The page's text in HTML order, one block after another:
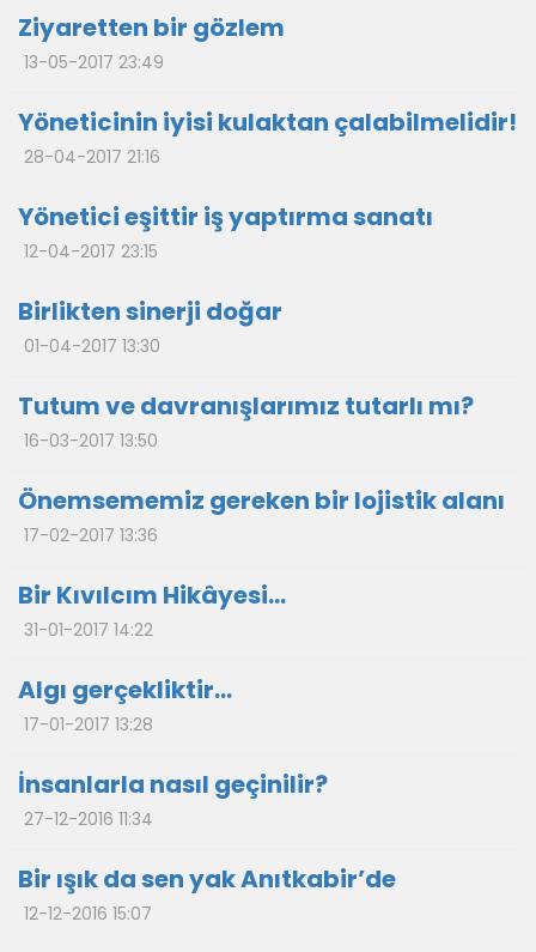
Ziyaretten bir gözlem
13-05-2017 23:49
Yöneticinin iyisi kulaktan çalabilmelidir!
28-04-2017 21:16
Yönetici eşittir iş yaptırma sanatı
12-04-2017 23:15
Birlikten sinerji doğar
01-04-2017 13:30
Tutum ve davranışlarımız tutarlı mı?
16-03-2017 13:50
Önemsememiz gereken bir lojistik alanı
17-02-2017 13:36
Bir Kıvılcım Hikâyesi…
31-01-2017 14:22
Algı gerçekliktir…
17-01-2017 13:28
İnsanlarla nasıl geçinilir?
27-12-2016 11:34
Bir ışık da sen yak Anıtkabir’de
12-12-2016 15:07